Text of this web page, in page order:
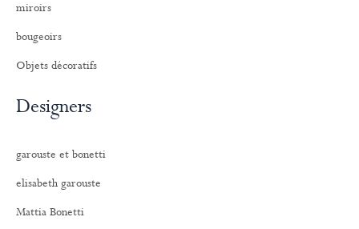
miroirs
bougeoirs
Objets décoratifs
Designers
garouste et bonetti
elisabeth garouste
Mattia Bonetti